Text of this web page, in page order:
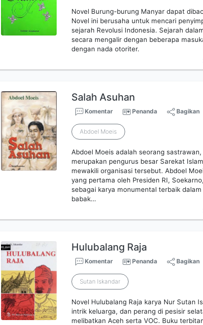
Novel Burung-burung Manyar dapat
Novel ini berusaha untuk mencari
sejarah Revolusi Indonesia. Sejarah
secara mengalir dengan beberapa
dengan nada otoriter.
Salah Asuhan
Komentar Penanda Bagikan
Abdoel Moeis
Abdoel Moeis adalah seorang
merupakan pengurus besar Sarekat
mewakili organisasi tersebut. Abdoel
yang pertama oleh Presiden RI,
sebagai karya monumental terbaik
babak…
Hulubalang Raja
Komentar Penanda Bagikan
Sutan Iskandar
Novel Hulubalang Raja karya Nur Sutan
intrik keluarga, dan perang di pesisir
melibatkan Aceh serta VOC. Buku